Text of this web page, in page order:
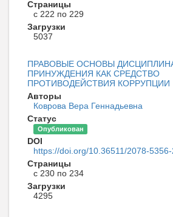
Страницы
с 222 по 229
Загрузки
5037
ПРАВОВЫЕ ОСНОВЫ
ПРИНУЖДЕНИЯ КАК СРЕДСТВО
ПРОТИВОДЕЙСТВИЯ КОРРУПЦИИ
Авторы
Коврова Вера Геннадьевна
Статус
Опубликован
DOI
https://doi.org/10.36511/2078-
Страницы
с 230 по 234
Загрузки
4295